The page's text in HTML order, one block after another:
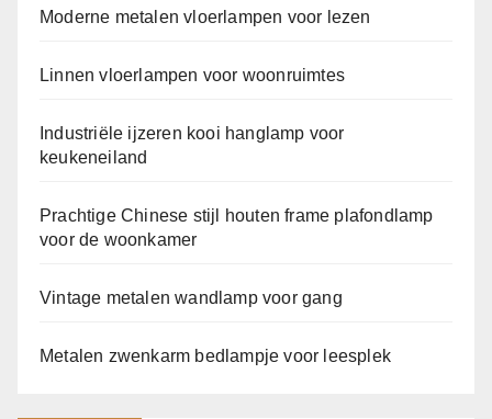
Moderne metalen vloerlampen voor lezen
Linnen vloerlampen voor woonruimtes
Industriële ijzeren kooi hanglamp voor
keukeneiland
Prachtige Chinese stijl houten frame plafondlamp
voor de woonkamer
Vintage metalen wandlamp voor gang
Metalen zwenkarm bedlampje voor leesplek